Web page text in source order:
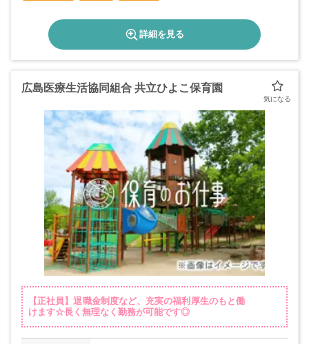
詳細を見る
広島医療生活協同組合 共立ひよこ保育園
【正社員】退職金制度など、充実の福利厚生のもと働
けます☆長く無理なく勤務が可能です◎